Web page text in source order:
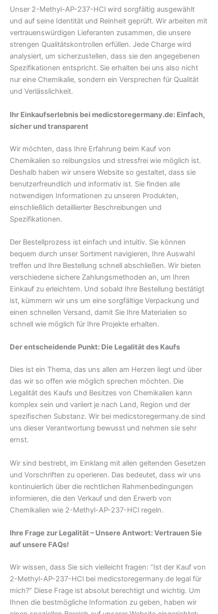
Unser 2-Methyl-AP-237-HCl wird sorgfältig ausgewählt
und auf seine Identität und Reinheit geprüft. Wir arbeiten mit
vertrauenswürdigen Lieferanten zusammen, die unsere
strengen Qualitätskontrollen erfüllen. Jede Charge wird
analysiert, um sicherzustellen, dass sie den angegebenen
Spezifikationen entspricht. Sie erhalten bei uns also nicht
nur eine Chemikalie, sondern ein Versprechen für Qualität
und Verlässlichkeit.
Ihr Einkaufserlebnis bei medicstoregermany.de: Einfach,
sicher und transparent
Wir möchten, dass Ihre Erfahrung beim Kauf von
Chemikalien so reibungslos und stressfrei wie möglich ist.
Deshalb haben wir unsere Website so gestaltet, dass sie
benutzerfreundlich und informativ ist. Sie finden alle
notwendigen Informationen zu unseren Produkten,
einschließlich detaillierter Beschreibungen und
Spezifikationen.
Der Bestellprozess ist einfach und intuitiv. Sie können
bequem durch unser Sortiment navigieren, Ihre Auswahl
treffen und Ihre Bestellung schnell abschließen. Wir bieten
verschiedene sichere Zahlungsmethoden an, um Ihren
Einkauf zu erleichtern. Und sobald Ihre Bestellung bestätigt
ist, kümmern wir uns um eine sorgfältige Verpackung und
einen schnellen Versand, damit Sie Ihre Materialien so
schnell wie möglich für Ihre Projekte erhalten.
Der entscheidende Punkt: Die Legalität des Kaufs
Dies ist ein Thema, das uns allen am Herzen liegt und über
das wir so offen wie möglich sprechen möchten. Die
Legalität des Kaufs und Besitzes von Chemikalien kann
komplex sein und variiert je nach Land, Region und der
spezifischen Substanz. Wir bei medicstoregermany.de sind
uns dieser Verantwortung bewusst und nehmen sie sehr
ernst.
Wir sind bestrebt, im Einklang mit allen geltenden Gesetzen
und Vorschriften zu operieren. Das bedeutet, dass wir uns
kontinuierlich über die rechtlichen Rahmenbedingungen
informieren, die den Verkauf und den Erwerb von
Chemikalien wie 2-Methyl-AP-237-HCl regeln.
Ihre Frage zur Legalität – Unsere Antwort: Vertrauen Sie
auf unsere FAQs!
Wir wissen, dass Sie sich vielleicht fragen: “Ist der Kauf von
2-Methyl-AP-237-HCl bei medicstoregermany.de legal für
mich?” Diese Frage ist absolut berechtigt und wichtig. Um
Ihnen die bestmögliche Information zu geben, haben wir